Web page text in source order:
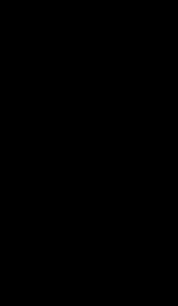
и
настольный
компании.
для офиса.